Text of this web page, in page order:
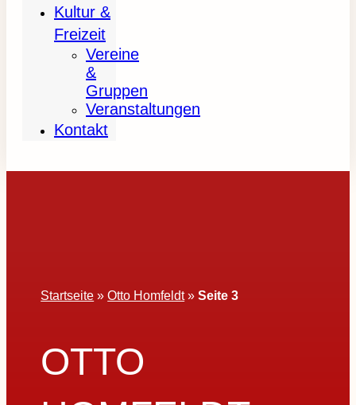
Kultur &
Freizeit
Vereine
&
Gruppen
Veranstaltungen
Kontakt
Startseite »Otto Homfeldt»Seite 3
OTTO